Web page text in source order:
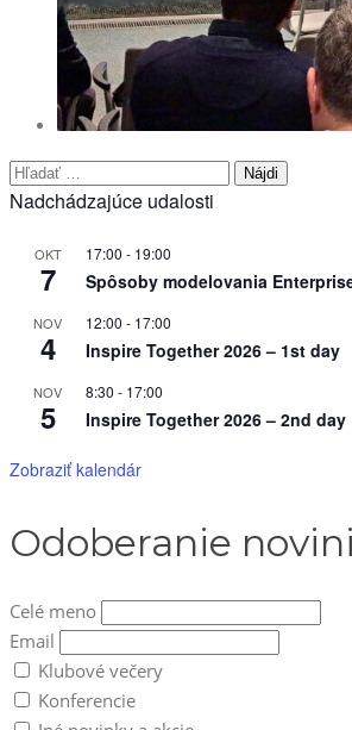
Hľadať:
Nadchádzajúce udalosti
OKT
7
17:00 - 19:00
Spôsoby modelovania
NOV
4
12:00 - 17:00
Inspire Together 2026 – 1st day
NOV
5
8:30 - 17:00
Inspire Together 2026 – 2nd day
Zobraziť kalendár
Odoberanie
Celé meno
Email
Klubové večery
Konferencie